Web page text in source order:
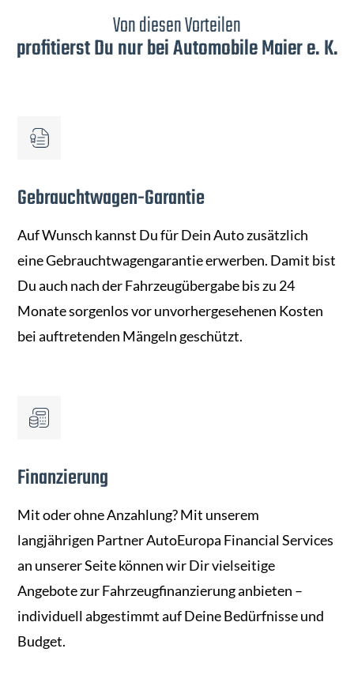
Von diesen Vorteilen
profitierst Du nur bei Automobile Maier e. K.
Gebrauchtwagen-Garantie
Auf Wunsch kannst Du für Dein Auto zusätzlich
eine Gebrauchtwagengarantie erwerben. Damit bist
Du auch nach der Fahrzeugübergabe bis zu 24
Monate sorgenlos vor unvorhergesehenen Kosten
bei auftretenden Mängeln geschützt.
Finanzierung
Mit oder ohne Anzahlung? Mit unserem
langjährigen Partner AutoEuropa Financial Services
an unserer Seite können wir Dir vielseitige
Angebote zur Fahrzeugfinanzierung anbieten –
individuell abgestimmt auf Deine Bedürfnisse und
Budget.